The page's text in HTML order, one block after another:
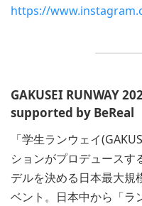
https://
GAKUSEI RUNWAY
supported by BeReal
「学生ランウェイ
ションがプロデュースす
デルを決める日本最大規
ベント。日本中から「ラ